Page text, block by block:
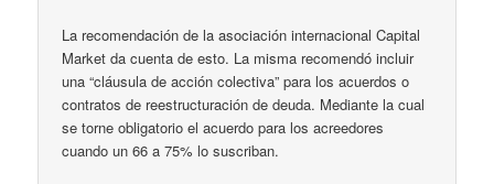
La recomendación de la asociación internacional Capital
Market da cuenta de esto. La misma recomendó incluir
una “cláusula de acción colectiva” para los acuerdos o
contratos de reestructuración de deuda. Mediante la cual
se torne obligatorio el acuerdo para los acreedores
cuando un 66 a 75% lo suscriban.